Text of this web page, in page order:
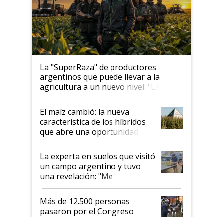
La "SuperRaza" de productores
argentinos que puede llevar a la
agricultura a un nuevo nivel: "Las
posibilidades de crecimiento son
infinitas"
El maíz cambió: la nueva
característica de los híbridos
que abre una oportunidad en
el lote
La experta en suelos que visitó
un campo argentino y tuvo
una revelación: "Me
impresionó mucho"
Más de 12.500 personas
pasaron por el Congreso